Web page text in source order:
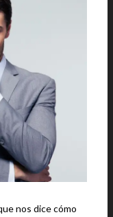
nos dice cómo